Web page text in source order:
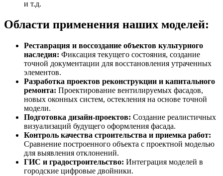
и т.д.
Области применения наших моделей:
Реставрация и воссоздание объектов культурного
наследия: Фиксация текущего состояния, создание
точной документации для восстановления утраченных
элементов.
Разработка проектов реконструкции и капитального
ремонта: Проектирование вентилируемых фасадов,
новых оконных систем, остекления на основе точной
модели.
Подготовка дизайн-проектов: Создание реалистичных
визуализаций будущего оформления фасада.
Контроль качества строительства и приемка работ:
Сравнение построенного объекта с проектной моделью
для выявления отклонений.
ГИС и градостроительство: Интеграция моделей в
городские цифровые двойники.